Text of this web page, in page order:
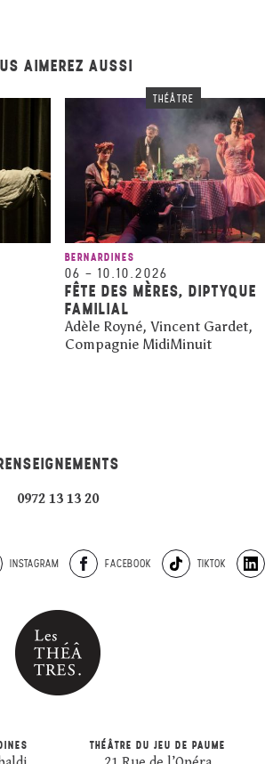
AIMEREZ AUSSI
THÉÂTRE
BERNARDINES
06 – 10.10.2026
FÊTE DES MÈRES, DIPTYQUE
FAMILIAL
Adèle Royné, Vincent Gardet,
Compagnie MidiMinuit
0972 13 13 20
INSTAGRAM FACEBOOK TIKTOK
THÉÂTRE DU JEU DE PAUME